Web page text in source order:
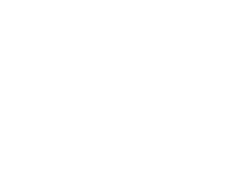
り、結果として絶え間ないランサ